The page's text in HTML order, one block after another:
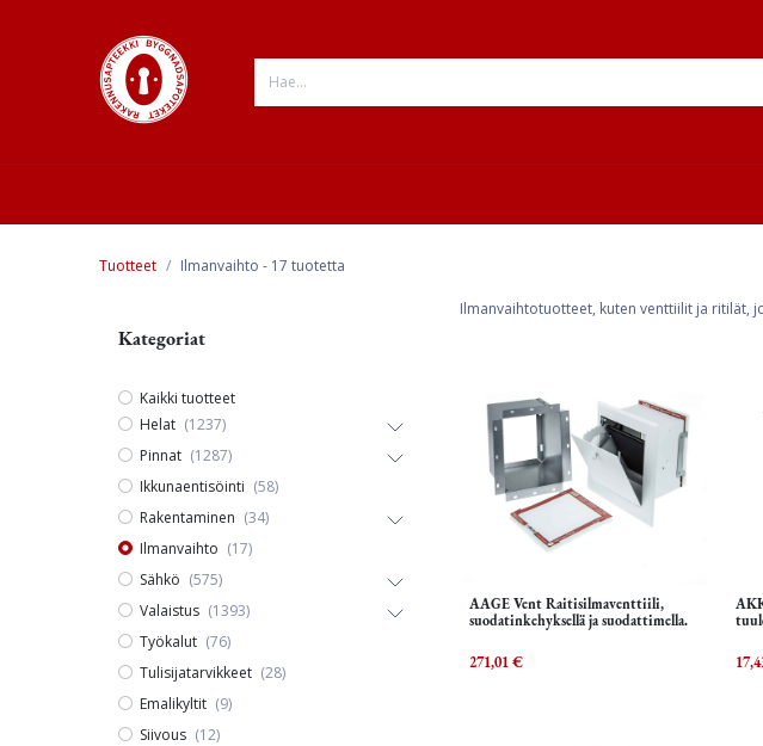
Tuotteet Ilmanvaihto - 17 tuotetta
Kategoriat
Kaikki tuotteet
Helat (1237)
Pinnat (1287)
Ikkunaentisöinti (58)
Rakentaminen (34)
Ilmanvaihto (17)
Sähkö (575)
Valaistus (1393)
Työkalut (76)
Tulisijatarvikkeet (28)
Emalikyltit (9)
Siivous (12)
Ilmanvaihtotuotteet, kuten venttiilit ja ritilät,
Lisää ostoskoriin
AAGE Vent Raitisilmaventtiili,
suodatinkehyksellä ja suodattimella.
271,01€